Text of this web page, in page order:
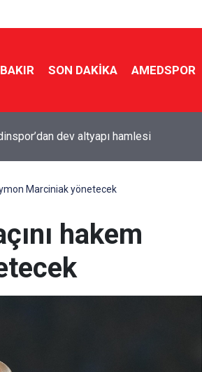
SON DAKIKA AMEDSPOR
salonda evlendi
Marciniak yönetecek
hakem